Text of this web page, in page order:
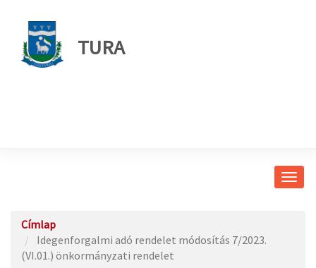
TURA
Címlap
Idegenforgalmi adó rendelet módosítás 7/2023.
(VI.01.) önkormányzati rendelet